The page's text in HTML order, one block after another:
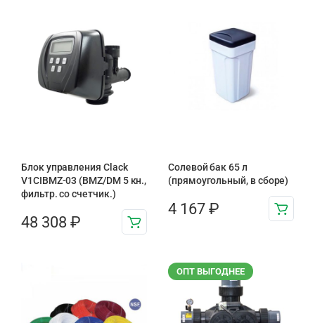
Блок управления Clack
V1CIBMZ-03 (BMZ/DM 5 кн.,
фильтр. со счетчик.)
48 308 ₽
Солевой бак 65 л
(прямоугольный, в сборе)
4 167 ₽
ОПТ ВЫГОДНЕЕ